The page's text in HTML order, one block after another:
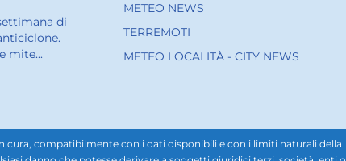
di
mite...
METEO NEWS
TERREMOTI
METEO LOCALITÀ - CITY NEWS
cura, compatibilmente con i dati disponibili e con i limiti naturali della